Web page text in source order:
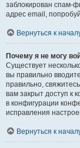
заблокирован спам-
адрес email,
Вернуться к
Почему я не могу
Существует
вы правильно
правильно,
вам закрыт доступ к
в конфигурации
исправления
Вернуться к